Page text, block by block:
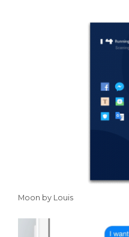
Moon by Louis